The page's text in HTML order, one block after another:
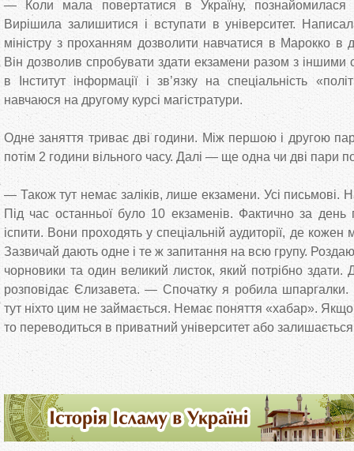
— Коли мала повертатися в Україну, познайомилася
Вирішила залишитися і вступати в університет.
міністру з проханням дозволити навчатися в Марокко в
Він дозволив спробувати здати екзамени разом з іншими
в Інститут інформації і зв’язку на спеціальність
навчаюся на другому курсі магістратури.
Одне заняття триває дві години. Між першою і другою
потім 2 години вільного часу. Далі — ще одна чи дві пари
— Також тут немає заліків, лише екзамени. Усі письмові.
Під час останньої було 10 екзаменів. Фактично за день
іспити. Вони проходять у спеціальній аудиторії, де
Зазвичай дають одне і те ж запитання на всю групу.
чорновики та один великий листок, який потрібно
розповідає Єлизавета. — Спочатку я робила шпаргалки.
тут ніхто цим не займається. Немає поняття «хабар».
то переводиться в приватний університет або залишається